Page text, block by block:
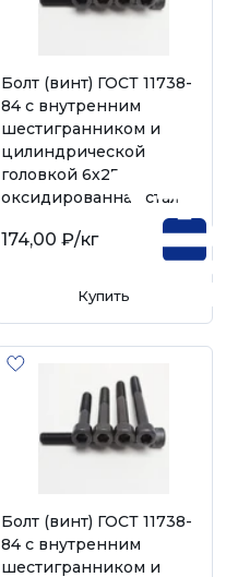
Болт (винт) ГОСТ 11738-
84 с внутренним
шестигранником и
цилиндрической
головкой 6х25,
оксидированная сталь
174,00 ₽/кг
Купить
Болт (винт) ГОСТ 11738-
84 с внутренним
шестигранником и